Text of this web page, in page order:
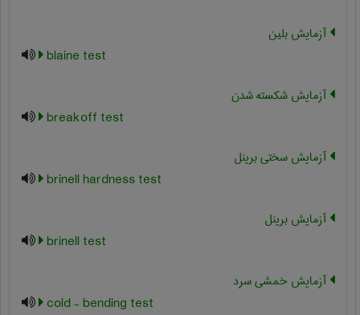
آزمایش بلین
blaine test
آزمایش شکسته شدن
breakoff test
آزمایش سختی برینل
brinell hardness test
آزمایش برینل
brinell test
آزمایش خمشی سرد
cold - bending test